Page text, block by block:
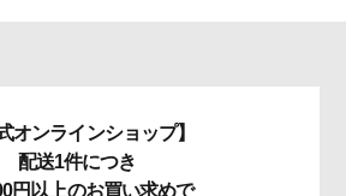
オンラインショップ】
配送1件につき
円以上のお買い求めで